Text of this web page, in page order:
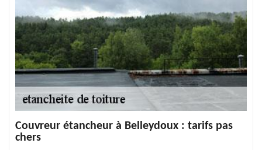
Couvreur étancheur à Belleydoux : tarifs pas
chers